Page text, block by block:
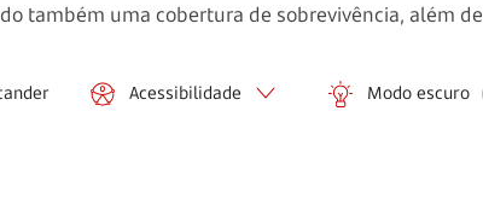
também uma cobertura de sobrevivência, além
Acessibilidade Modo escuro